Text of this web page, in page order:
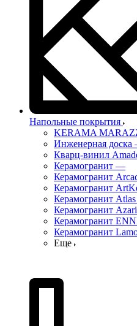
Напольные покрытия
KERAMA
Инженерная доска
Кварц-винил
Керамогранит —
Керамогранит
Керамогранит
Керамогранит
Керамогранит
Керамогранит
Керамогранит
Еще